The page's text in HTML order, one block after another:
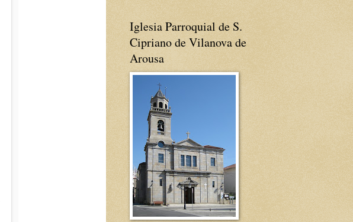
Iglesia Parroquial de S.
Cipriano de Vilanova de
Arousa